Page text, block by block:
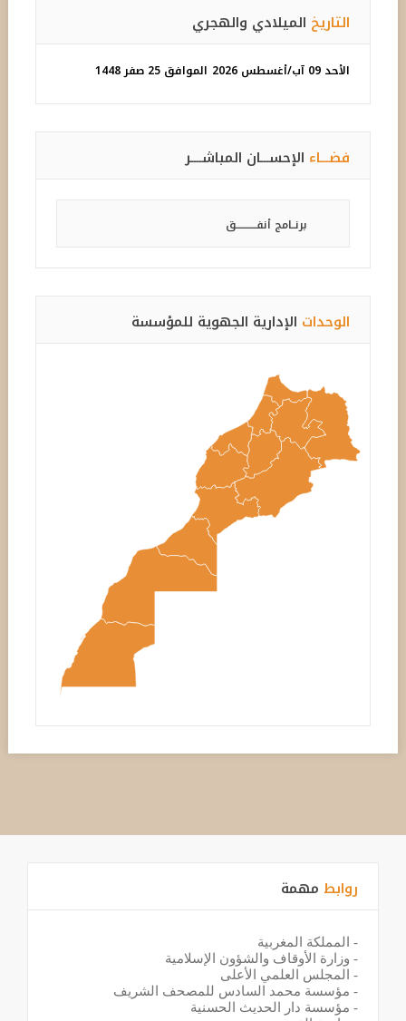
التاريخ الميلادي والهجري
الأحد 09 آب/أغسطس 2026 الموافق 25 صفر 1448
فضـــاء الإحســـان المباشــــر
برنــامج أنفـــــــــــق
الوحدات الإدارية الجهوية للمؤسسة
روابط مهمة
- المملكة المغربية
- وزارة الأوقاف والشؤون الإسلامية
- المجلس العلمي الأعلى
- مؤسسة محمد السادس للمصحف الشريف
- مؤسسة دار الحديث الحسنية